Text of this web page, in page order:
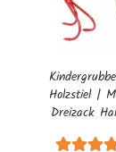
Holzstiel |
Dreizack